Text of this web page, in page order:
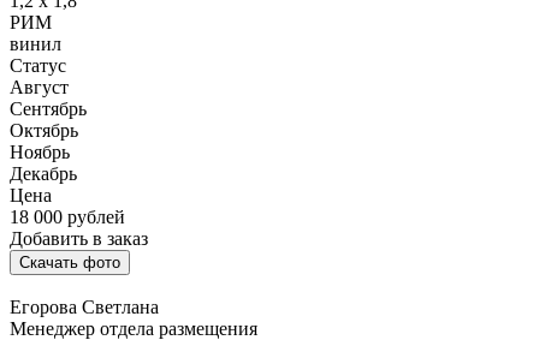
РИМ
винил
Статус
Август
Сентябрь
Октябрь
Ноябрь
Декабрь
Цена
18 000 рублей
Добавить в заказ
Скачать фото
Егорова Светлана
Менеджер отдела размещения